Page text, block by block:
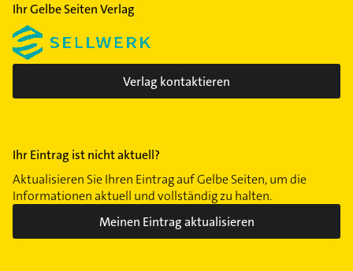
Ihr Gelbe Seiten Verlag
Verlag kontaktieren
Ihr Eintrag ist nicht aktuell?
Aktualisieren Sie Ihren Eintrag auf Gelbe Seiten, um die
Informationen aktuell und vollständig zu halten.
Meinen Eintrag aktualisieren